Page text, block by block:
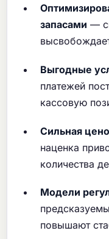
запасами —
Выгодные
платежей
кассовую
Сильная
наценка
количества
Модели
повышают